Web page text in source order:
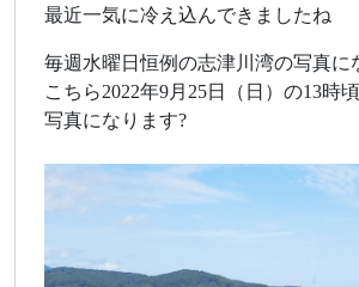
最近一気に冷え込んできましたね
毎週水曜日恒例の志津川湾の写真に
こちら2022年9月25日（日）の13時
写真になります?